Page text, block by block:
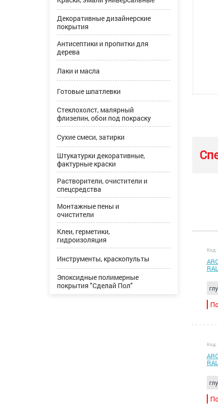
Декоративные дизайнерские
покрытия
Антисептики и пропитки для
дерева
Лаки и масла
Готовые шпатлевки
Стеклохолст, малярный
флизелин, обои под покраску
Сухие смеси, затирки
Штукатурки декоративные,
фактурные краски
Растворители, очистители и
спецсредства
Монтажные пены и
очистители
Клеи, герметики,
гидроизоляция
Инструменты, краскопульты
Эпоксидные полимерные
покрытия "Сделай Пол"
Код:
Код: